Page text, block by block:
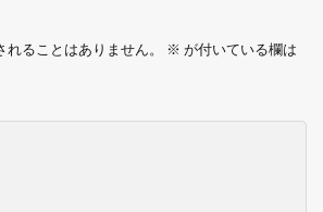
ることはありません。 ※ が付いている欄は